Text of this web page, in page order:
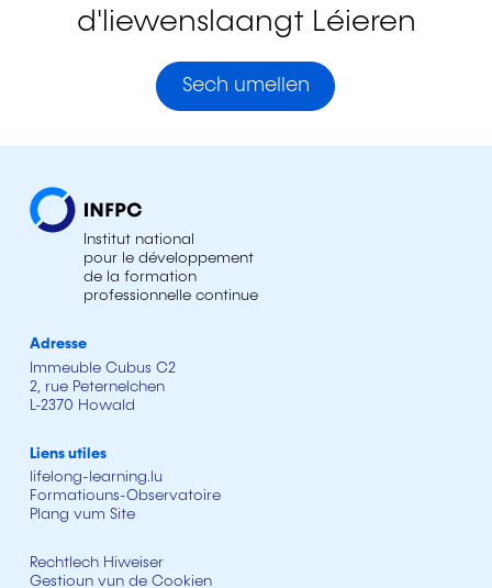
d'liewenslaangt Léieren
Sech umellen
Institut national
pour le développement
de la formation
professionnelle continue
Adresse
Immeuble Cubus C2
2, rue Peternelchen
L-2370 Howald
Liens utiles
lifelong-learning.lu
Formatiouns-Observatoire
Plang vum Site
Rechtlech Hiweiser
Gestioun vun de Cookien